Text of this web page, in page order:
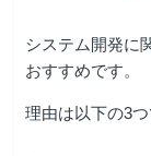
システム開発に
おすすめです。
理由は以下の3つ